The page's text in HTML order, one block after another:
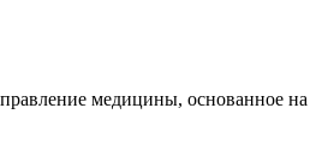
медицины, основанное на